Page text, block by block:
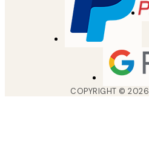
COPYRIGHT ©2026